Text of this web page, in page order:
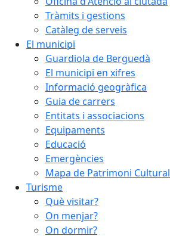
Tràmits i gestions
Catàleg de serveis
El municipi
Guardiola de Berguedà
El municipi en xifres
Informació geogràfica
Guia de carrers
Entitats i associacions
Equipaments
Educació
Emergències
Mapa de Patrimoni Cultural
Turisme
Què visitar?
On menjar?
On dormir?